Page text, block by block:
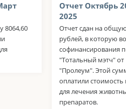
8064,60
Отчет Октябрь
2025
Отчет сдан на
рублей, в которую
софинансирования
"Тотальный мэтч"
"Пролеум". Этой
оплатили
для лечения
препаратов.